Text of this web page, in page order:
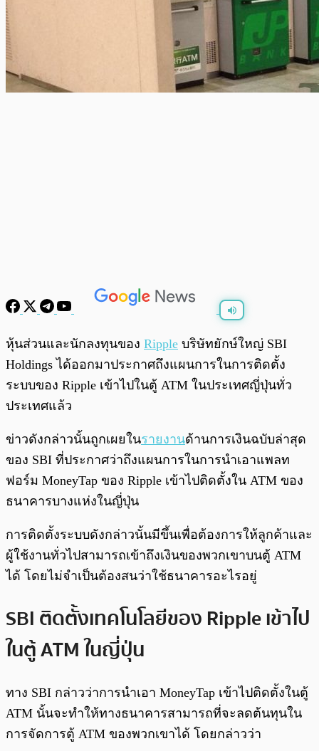
พร้อมเล่น 0:00 /
หุ้นส่วนและนักลงทุนของ Ripple บริษัทยักษ์ใหญ่ SBI
Holdings ได้ออกมาประกาศถึงแผนการในการติดตั้ง
ระบบของ Ripple เข้าไปในตู้ ATM ในประเทศญี่ปุ่นทั่ว
ประเทศแล้ว
ข่าวดังกล่าวนั้นถูกเผยในรายงานด้านการเงินฉบับล่าสุด
ของ SBI ที่ประกาศว่าถึงแผนการในการนำเอาแพลท
ฟอร์ม MoneyTap ของ Ripple เข้าไปติดตั้งใน ATM ของ
ธนาคารบางแห่งในญี่ปุ่น
การติดตั้งระบบดังกล่าวนั้นมีขึ้นเพื่อต้องการให้ลูกค้าและ
ผู้ใช้งานทั่วไปสามารถเข้าถึงเงินของพวกเขาบนตู้ ATM
ได้ โดยไม่จำเป็นต้องสนว่าใช้ธนาคารอะไรอยู่
SBI ติดตั้งเทคโนโลยีของ Ripple เข้าไป
ในตู้ ATM ในญี่ปุ่น
ทาง SBI กล่าวว่าการนำเอา MoneyTap เข้าไปติดตั้งในตู้
ATM นั้นจะทำให้ทางธนาคารสามารถที่จะลดต้นทุนใน
การจัดการตู้ ATM ของพวกเขาได้ โดยกล่าวว่า